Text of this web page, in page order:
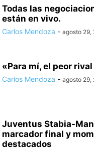
Todas las
están en vivo.
Carlos Mendoza - agosto 29,
«Para mí, el peor
Carlos Mendoza - agosto 29,
Juventus Stabia-
marcador final y
destacados